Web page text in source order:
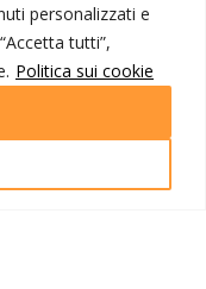
personalizzati e
tutti”,
Politica sui cookie